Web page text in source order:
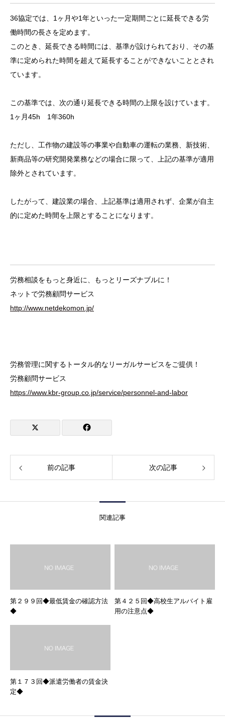
36協定では、1ヶ月や1年といった一定期間ごとに延長できる労
働時間の長さを定めます。
このとき、延長できる時間には、基準が設けられており、その基
準に定められた時間を超えて延長することができないこととされ
ています。
この基準では、次の通り延長できる時間の上限を設けています。
1ヶ月45h 1年360h
ただし、工作物の建設等の事業や自動車の運転の業務、新技術、
新商品等の研究開発業務などの場合に限って、上記の基準が適用
除外とされています。
したがって、建設業の場合、上記基準は適用されず、企業が自主
的に定めた時間を上限とすることになります。
労務相談をもっと身近に、もっとリーズナブルに！
ネットで労務顧問サービス
http://www.netdekomon.jp/
労務管理に関するトータル的なリーガルサービスをご提供！
労務顧問サービス
https://www.kbr-group.co.jp/service/personnel-and-labor
前の記事 次の記事
関連記事
第２９９回◆最低賃金の確認方法
◆
第４２５回◆高校生アルバイト雇
用の注意点◆
第１７３回◆派遣労働者の賃金決
定◆